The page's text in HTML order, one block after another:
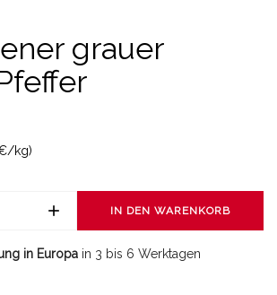
grauer
kg)
IN DEN WARENKORB
in Europa in 3 bis 6 Werktagen